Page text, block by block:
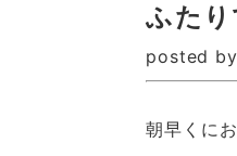
ふた
posted
朝早くに